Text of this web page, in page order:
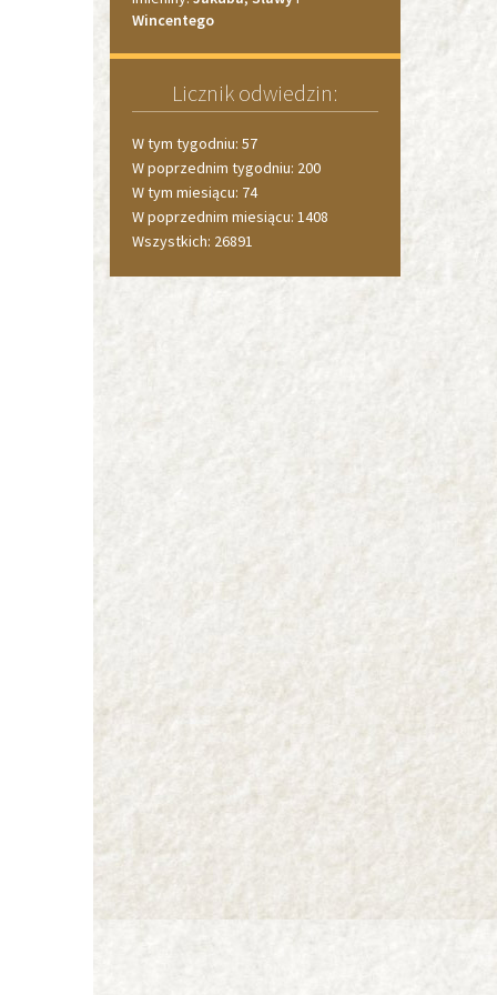
Wincentego
Licznik odwiedzin:
W tym tygodniu: 57
W poprzednim tygodniu: 200
W tym miesiącu: 74
W poprzednim miesiącu: 1408
Wszystkich: 26891